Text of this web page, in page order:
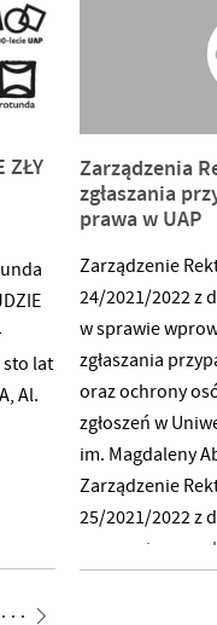
ZŁY
sto lat
Al.
Zarządzenia
zgłaszania
prawa w UAP
Zarządzenie
24/2021/2022 z
w sprawie
zgłaszania
oraz ochrony
zgłoszeń w
im. Magdaleny
Zarządzenie
25/2021/2022 z
w sprawie
w Uniwersytecie